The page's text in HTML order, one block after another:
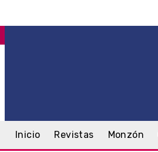
Inicio Revistas Monzón